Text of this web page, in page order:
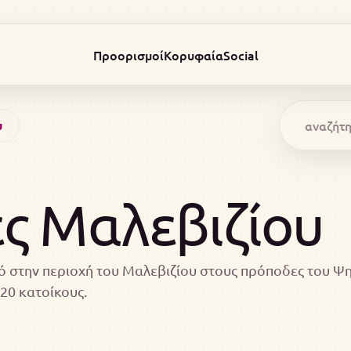
ΠροορισμοίΚορυφαίαSocial
Μαλεβιζίου
στην περιοχή του Μαλεβιζίου στους πρόποδες του
κατοίκους.